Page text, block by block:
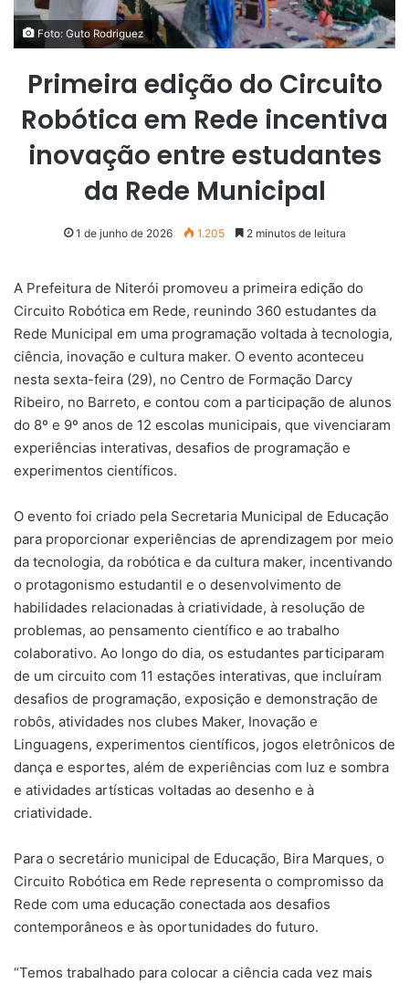
Foto: Guto Rodriguez
Primeira edição do Circuito
Robótica em Rede incentiva
inovação entre estudantes
da Rede Municipal
1 de junho de 2026 1.205 2 minutos de leitura
A Prefeitura de Niterói promoveu a primeira edição do
Circuito Robótica em Rede, reunindo 360 estudantes da
Rede Municipal em uma programação voltada à tecnologia,
ciência, inovação e cultura maker. O evento aconteceu
nesta sexta-feira (29), no Centro de Formação Darcy
Ribeiro, no Barreto, e contou com a participação de alunos
do 8º e 9º anos de 12 escolas municipais, que vivenciaram
experiências interativas, desafios de programação e
experimentos científicos.
O evento foi criado pela Secretaria Municipal de Educação
para proporcionar experiências de aprendizagem por meio
da tecnologia, da robótica e da cultura maker, incentivando
o protagonismo estudantil e o desenvolvimento de
habilidades relacionadas à criatividade, à resolução de
problemas, ao pensamento científico e ao trabalho
colaborativo. Ao longo do dia, os estudantes participaram
de um circuito com 11 estações interativas, que incluíram
desafios de programação, exposição e demonstração de
robôs, atividades nos clubes Maker, Inovação e
Linguagens, experimentos científicos, jogos eletrônicos de
dança e esportes, além de experiências com luz e sombra
e atividades artísticas voltadas ao desenho e à
criatividade.
Para o secretário municipal de Educação, Bira Marques, o
Circuito Robótica em Rede representa o compromisso da
Rede com uma educação conectada aos desafios
contemporâneos e às oportunidades do futuro.
“Temos trabalhado para colocar a ciência cada vez mais